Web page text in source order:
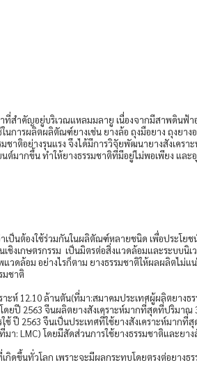
สำคัญอยู่บริเวณแหลมมลายู เนื่องจากมีสาพดินฟ้
ารผลิตผลิตัณฑ์ยางเช่น ยางล้อ ถุงมือยาง ถุงยา
าติอย่างรุนแรง จึงได้มีการวิจัยพัฒนายางสังเคร
ต์มากขึ้น ทำให้ยางธรรมชาติที่มีอยู่ไม่พอเพียง แ
ป็นต้องใช้ร่วมกันในผลิตัณฑ์หลายชนิด เพื่อประโย
งเกษตรกรรม เป็นมิตรต่อสิ่งแวดล้อมและระบบนิ
แวดล้อม อย่างไรก็ตาม ยางธรรมชาติให้ผลผลิตไ
มชาติ
ะห์ 12.10 ล้านตัน(ที่มา:สมาคมประเทศผู้ผลิตยาง
ยปี 2563 จีนผลิตยางสังเคราะห์มากที่สุดที่ปริมาณ
2563 จีนเป็นประเทศที่ใช้ยางสังเคราะห์มากที่
LMC) โดยมีสัดส่วนการใช้ยางธรรมชาติและยาง
ดขึ้นทั่วโลก เพราะจะมีผลกระทบโดยตรงต่อยาง